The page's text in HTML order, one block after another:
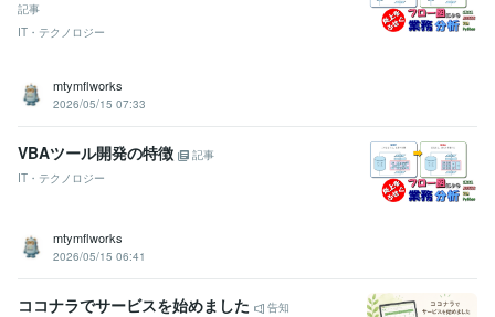
記事
IT・テクノロジー
mtymflworks
2026/05/15 07:33
VBAツール開発の特徴
記事
IT・テクノロジー
mtymflworks
2026/05/15 06:41
ココナラでサービスを始めました
告知